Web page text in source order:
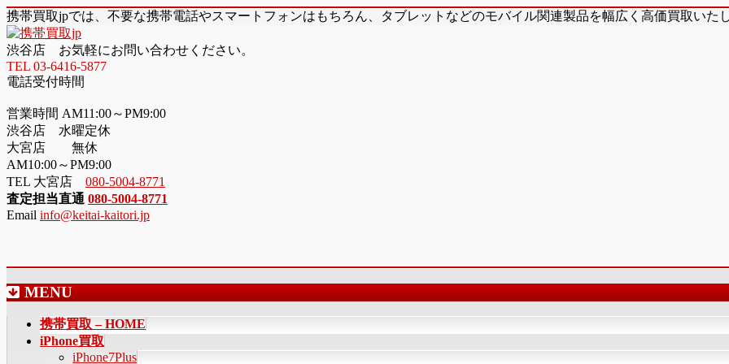
携帯買取jpでは、不要な携帯電話やスマートフォンはもちろん、タブレットなどのモバイル関連製品を幅広く高価買取いた
渋谷店 お気軽にお問い合わせください。
TEL 03-6416-5877
電話受付時間
営業時間 AM11:00～PM9:00
渋谷店 水曜定休
大宮店 無休
AM10:00～PM9:00
TEL 大宮店 080-5004-8771
査定担当直通 080-5004-8771
Email info@keitai-kaitori.jp
MENU
携帯買取 – HOME
iPhone買取
iPhone7Plus